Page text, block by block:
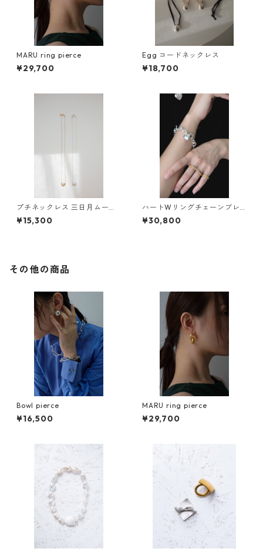
MARU ring pierce
¥29,700
Egg コードネックレス
¥18,700
プチネックレス 三日月ムーン/
GETSUMEN petit necklace m
ikazuki moon
¥15,300
ハートWリングチェーンブレ
スレット
¥30,800
その他の商品
Bowl pierce
¥16,500
MARU ring pierce
¥29,700